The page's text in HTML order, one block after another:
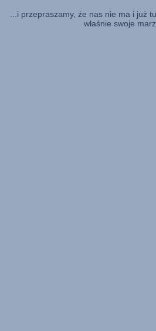
...i przepraszamy, że nas nie ma i już
właśnie swoje